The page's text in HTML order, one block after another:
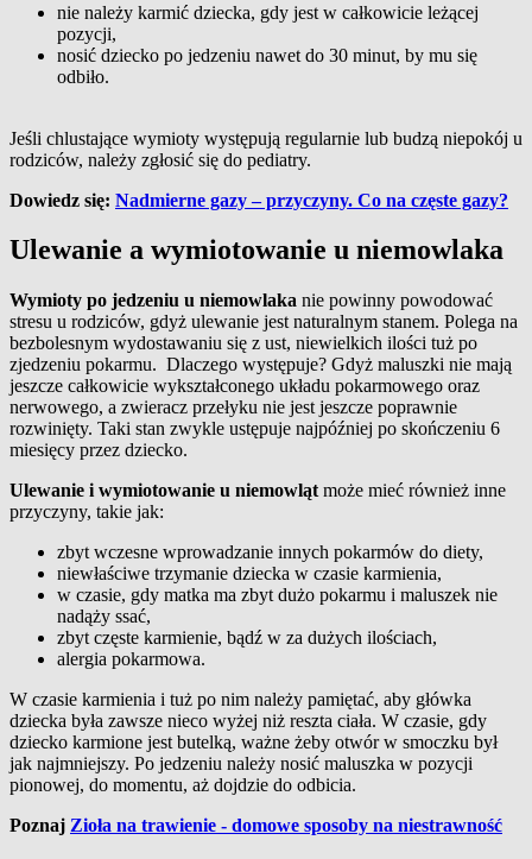
nie należy karmić dziecka, gdy jest w całkowicie leżącej
pozycji,
nosić dziecko po jedzeniu nawet do 30 minut, by mu się
odbiło.
Jeśli chlustające wymioty występują regularnie lub budzą niepokój u
rodziców, należy zgłosić się do pediatry.
Dowiedz się: Nadmierne gazy – przyczyny. Co na częste gazy?
Ulewanie a wymiotowanie u niemowlaka
Wymioty po jedzeniu u niemowlaka nie powinny powodować
stresu u rodziców, gdyż ulewanie jest naturalnym stanem. Polega na
bezbolesnym wydostawaniu się z ust, niewielkich ilości tuż po
zjedzeniu pokarmu. Dlaczego występuje? Gdyż maluszki nie mają
jeszcze całkowicie wykształconego układu pokarmowego oraz
nerwowego, a zwieracz przełyku nie jest jeszcze poprawnie
rozwinięty. Taki stan zwykle ustępuje najpóźniej po skończeniu 6
miesięcy przez dziecko.
Ulewanie i wymiotowanie u niemowląt może mieć również inne
przyczyny, takie jak:
zbyt wczesne wprowadzanie innych pokarmów do diety,
niewłaściwe trzymanie dziecka w czasie karmienia,
w czasie, gdy matka ma zbyt dużo pokarmu i maluszek nie
nadąży ssać,
zbyt częste karmienie, bądź w za dużych ilościach,
alergia pokarmowa.
W czasie karmienia i tuż po nim należy pamiętać, aby główka
dziecka była zawsze nieco wyżej niż reszta ciała. W czasie, gdy
dziecko karmione jest butelką, ważne żeby otwór w smoczku był
jak najmniejszy. Po jedzeniu należy nosić maluszka w pozycji
pionowej, do momentu, aż dojdzie do odbicia.
Poznaj Zioła na trawienie - domowe sposoby na niestrawność